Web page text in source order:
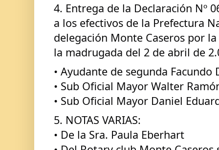
4. Entrega de la Declaración Nº
a los efectivos de la Prefectura
delegación Monte Caseros por
la madrugada del 2 de abril de
• Ayudante de segunda Facundo
• Sub Oficial Mayor Walter
• Sub Oficial Mayor Daniel
5. NOTAS VARIAS:
• De la Sra. Paula Eberhart